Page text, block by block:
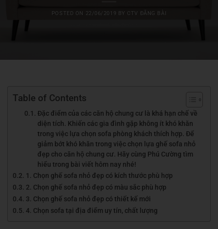
POSTED ON 22/06/2019 BY CTV ĐĂNG BÀI
Table of Contents
Đặc điểm của các căn hộ chung cư là khá hạn chế về
diện tích. Khiến các gia đình gặp không ít khó khăn
trong việc lựa chọn sofa phòng khách thích hợp. Để
giảm bớt khó khăn trong việc chọn lựa ghế sofa nhỏ
đẹp cho căn hộ chung cư. Hãy cùng Phú Cường tìm
hiểu trong bài viết hôm nay nhé!
1. Chọn ghế sofa nhỏ đẹp có kích thước phù hợp
2. Chọn ghế sofa nhỏ đẹp có màu sắc phù hợp
3. Chọn ghế sofa nhỏ đẹp có thiết kế mới
4. Chọn sofa tại địa điểm uy tín, chất lượng